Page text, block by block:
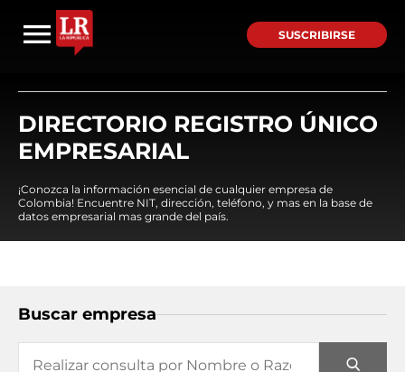
SUSCRIBIRSE
DIRECTORIO REGISTRO ÚNICO
EMPRESARIAL
¡Conozca la información esencial de cualquier empresa de
Colombia! Encuentre NIT, dirección, teléfono, y mas en la base de
datos empresarial mas grande del país.
Buscar empresa